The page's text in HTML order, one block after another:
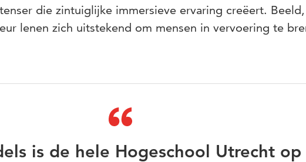
die zintuiglijke immersieve ervaring creëert. Beeld,
lenen zich uitstekend om mensen in vervoering te
is de hele Hogeschool Utrecht op